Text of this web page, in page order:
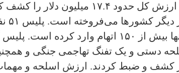
۲۱۵ وسیله نقلیه به ارزش کل حدود
دستگیر کرده و به آنها بیش از ۱۵۰ اتهام
از جمله ۱۵ اسلحه دستی و یک تفنگ تهاجمی جنگی